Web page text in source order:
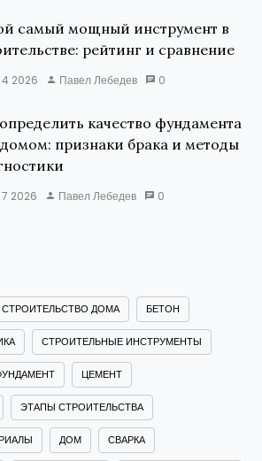
самый мощный инструмент в
рейтинг и сравнение
4 2026 Павел Лебедев 0
качество фундамента
признаки брака и методы
7 2026 Павел Лебедев 0
СТРОИТЕЛЬСТВО ДОМА БЕТОН
СТРОИТЕЛЬНЫЕ ИНСТРУМЕНТЫ
ЦЕМЕНТ
ЭТАПЫ СТРОИТЕЛЬСТВА
ДОМ СВАРКА